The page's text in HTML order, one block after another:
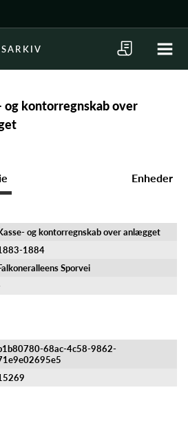
og kontorregnskab over
Enheder
og kontorregnskab over anlægget
​1884
Sporvei
68ac-4c58-9862-